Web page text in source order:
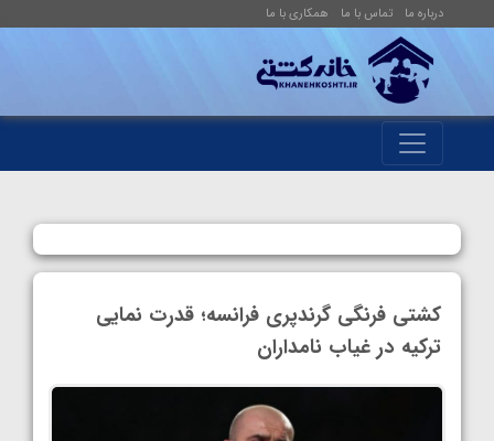
درباره ما تماس با ما همکاری با ما
کشتی فرنگی گرندپری فرانسه؛ قدرت ‌نمایی
ترکیه در غیاب نامداران